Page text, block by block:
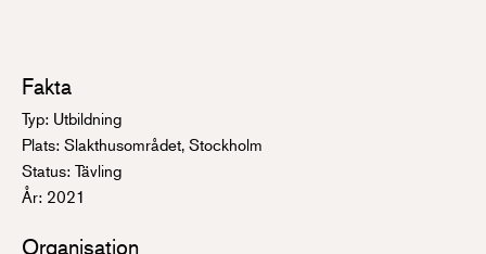
Fakta
Typ: Utbildning
Plats: Slakthusområdet, Stockholm
Status: Tävling
År: 2021
Organisation